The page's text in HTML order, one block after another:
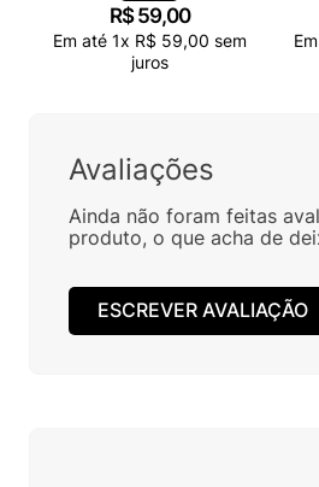
R$ 59,00
Em até 1x R$ 59,00 sem
juros
Avaliações
Ainda não foram feitas
produto, o que acha de
ESCREVER AVALIAÇÃO